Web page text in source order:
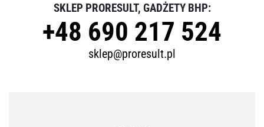
SKLEP PRORESULT, GADŻETY BHP:
+48 690 217 524
sklep@proresult.pl